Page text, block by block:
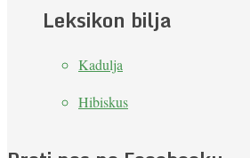
Leksikon bilja
Kadulja
Hibiskus